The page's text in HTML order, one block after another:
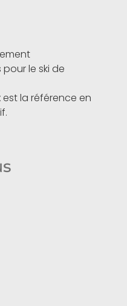
le ski de
la référence en